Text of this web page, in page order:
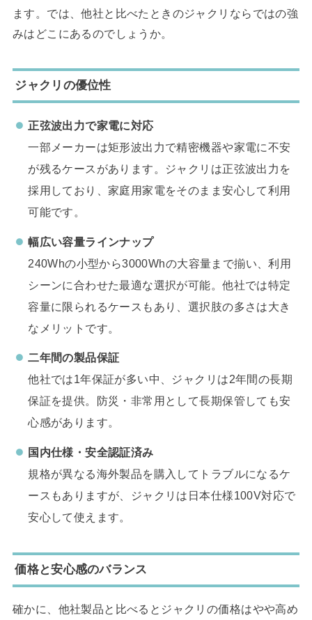
ます。では、他社と比べたときのジャクリならではの強
みはどこにあるのでしょうか。
ジャクリの優位性
正弦波出力で家電に対応
一部メーカーは矩形波出力で精密機器や家電に不安
が残るケースがあります。ジャクリは正弦波出力を
採用しており、家庭用家電をそのまま安心して利用
可能です。
幅広い容量ラインナップ
240Whの小型から3000Whの大容量まで揃い、利用
シーンに合わせた最適な選択が可能。他社では特定
容量に限られるケースもあり、選択肢の多さは大き
なメリットです。
二年間の製品保証
他社では1年保証が多い中、ジャクリは2年間の長期
保証を提供。防災・非常用として長期保管しても安
心感があります。
国内仕様・安全認証済み
規格が異なる海外製品を購入してトラブルになるケ
ースもありますが、ジャクリは日本仕様100V対応で
安心して使えます。
価格と安心感のバランス
確かに、他社製品と比べるとジャクリの価格はやや高め